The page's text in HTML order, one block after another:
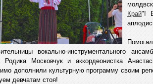
Край"!
вокально-инструментального
Родика Московчук и аккордеонистка
дополнили культурную программу своим
девчатам стоя!